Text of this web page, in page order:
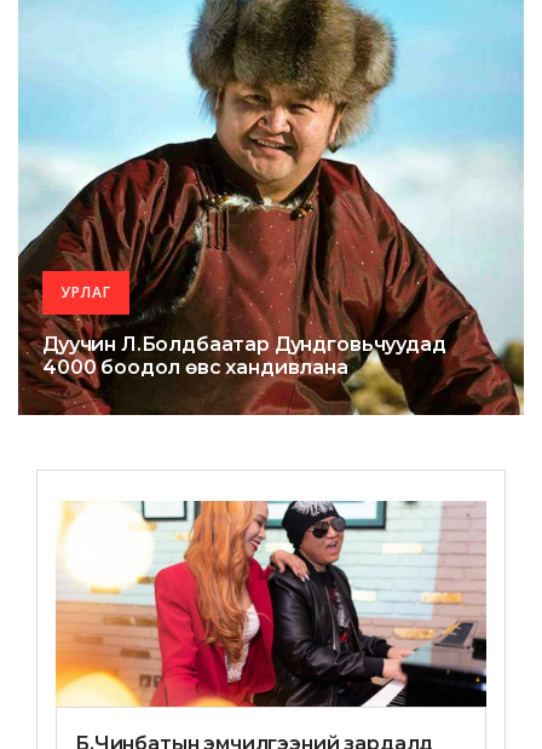
УРЛАГ
Дуучин Л.Болдбаатар Дундговьчуудад
4000 боодол өвс хандивлана
Б.Чинбатын эмчилгээний зардалд